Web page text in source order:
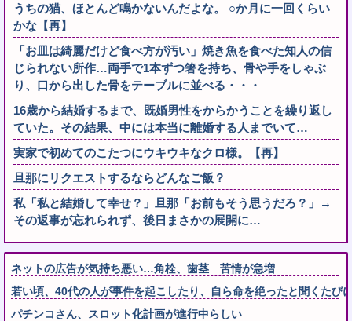
うちの猫、ほとんど鳴かないんだよな。 ○か月に一回くらい
かな【再】
「お皿は綺麗だけど食べ方が汚い」焼き魚を食べた知人の信
じられない所作…両手で1本ずつ箸を持ち、骨や手をしゃぶ
り、口から出した骨をテーブルに並べる・・・
16歳から結婚するまで、既婚男性をからかうことを繰り返し
ていた。その結果、中には本当に離婚する人までいて…
実家で初めてのこたつにウキウキなクロ様。【再】
旦那にリクエストするならどんなご飯？
私「私と結婚して幸せ？」旦那「お前もそう思うだろ？」→
その返事が忘れられず、後日まさかの展開に…
ネットの広告が気持ち悪い…角栓、歯茎 苦情が急増
若い頃、40代の人が事件を起こしたり、自ら命を絶ったと聞くたび
パチンコさん、スロット化計画が進行中らしい